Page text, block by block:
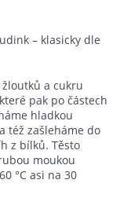
– klasicky dle
a cukru
pak po částech
hladkou
též zašleháme do
z bílků. Těsto
moukou
°C asi na 30